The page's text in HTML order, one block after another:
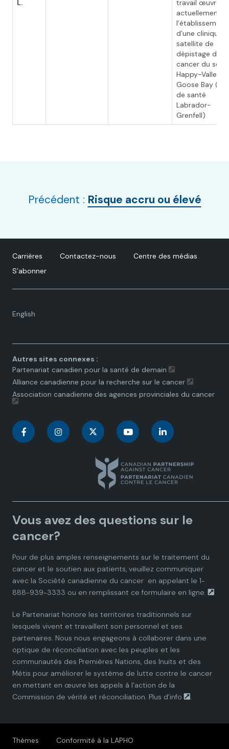
L.
travail œuvre
actuellement à
l’établissement
d’une clinique
satellite de
dépistage du
cancer du sein
Happy-Valley
Goose Bay
de santé
Labrador-
Grenfell)
Précédent : Risque accru ou élevé
Carrières Contactez-nous
Centre des médias
S’abonner
English
Language
Autres sites connexes :
Partenariat canadien pour la santé de demain
Alliance canadienne pour la recherche sur le cancer
Association canadienne des agences provinciales du cancer
C
a
d
a
n
P
a
r
t
e
C
a
d
a
n
P
a
r
t
e
n
a
d
a
n
P
a
r
t
e
C
n
a
d
a
n
P
a
r
t
e
C
n
a
d
a
n
P
a
r
t
Vous avez des questions sur le
cancer?
Pour de plus amples renseignements sur le traitement du
cancer et le soutien aux patients, veuillez communiquer
avec la Société canadienne du cancer en appelant le 1-
888-939-3333 ou en remplissant ce formulaire en ligne.
Le Partenariat honore les territoires traditionnels sur
lesquels vivent et travaillent son personnel et ses
partenaires. Nous nous engageons à collaborer dans une
optique de réconciliation avec les peuples et les
communautés des Premières Nations, des Inuits et des
Métis pour améliorer le système de lutte contre le cancer
en mettant en œuvre les appels à l’action de la
Commission de vérité et réconciliation. Plus d’info .
Thèmes Conformité à la LAPHO